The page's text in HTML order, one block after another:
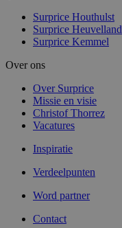
Surprice Houthulst
Surprice Heuvelland
Surprice Kemmel
Over ons
Over Surprice
Missie en visie
Christof Thorrez
Vacatures
Inspiratie
Verdeelpunten
Word partner
Contact